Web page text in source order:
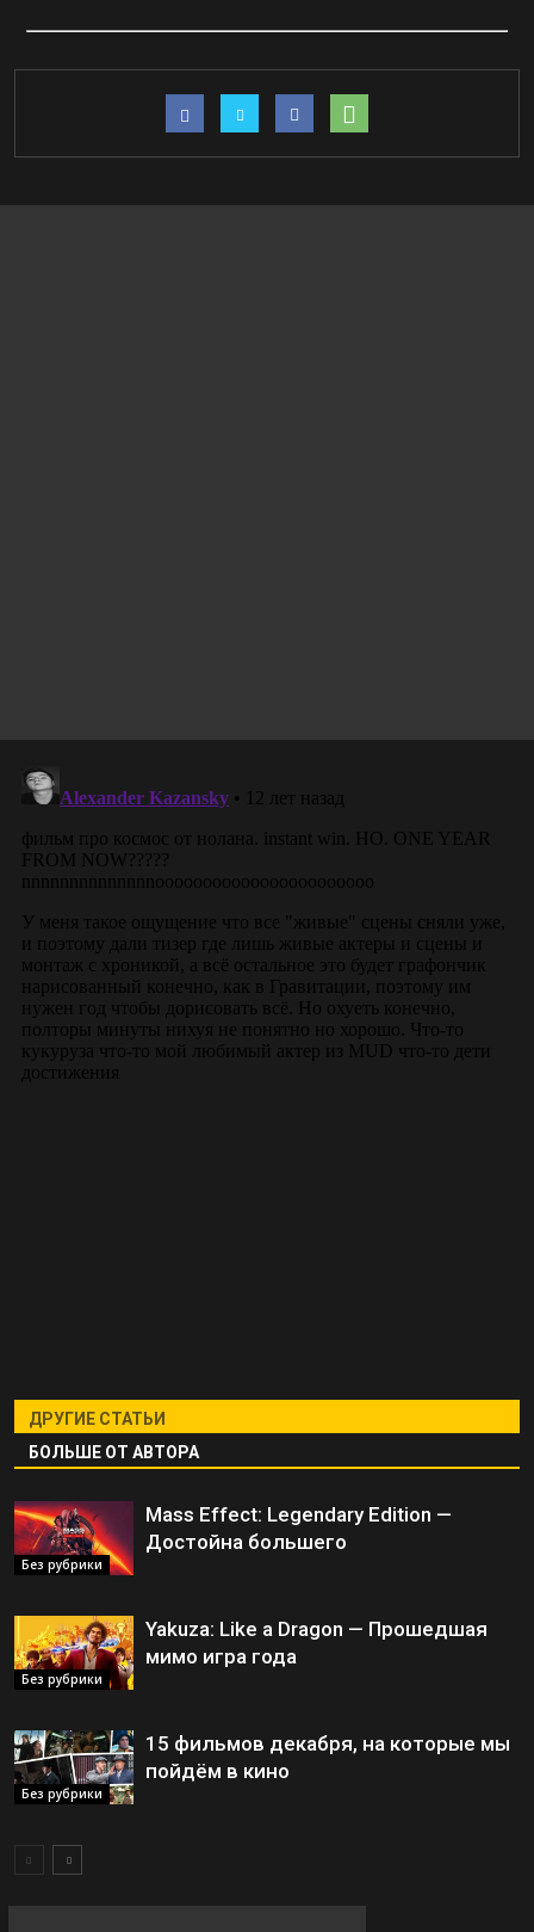
ДРУГИЕ СТАТЬИ
БОЛЬШЕ ОТ АВТОРА
Без рубрики
Mass Effect: Legendary Edition —
Достойна большего
Без рубрики
Yakuza: Like a Dragon — Прошедшая
мимо игра года
Без рубрики
15 фильмов декабря, на которые мы
пойдём в кино